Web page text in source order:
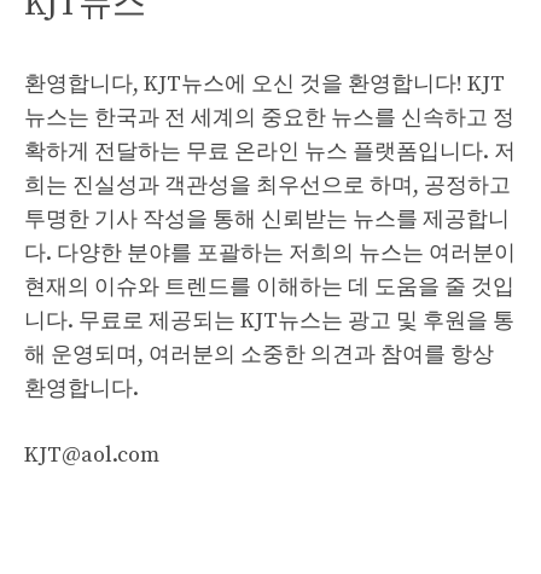
환영합니다, KJT뉴스에 오신 것을 환영합니다! KJT
뉴스는 한국과 전 세계의 중요한 뉴스를 신속하고 정
확하게 전달하는 무료 온라인 뉴스 플랫폼입니다. 저
희는 진실성과 객관성을 최우선으로 하며, 공정하고
투명한 기사 작성을 통해 신뢰받는 뉴스를 제공합니
다. 다양한 분야를 포괄하는 저희의 뉴스는 여러분이
현재의 이슈와 트렌드를 이해하는 데 도움을 줄 것입
니다. 무료로 제공되는 KJT뉴스는 광고 및 후원을 통
해 운영되며, 여러분의 소중한 의견과 참여를 항상
환영합니다.
KJT@aol.com